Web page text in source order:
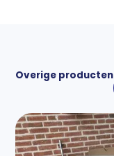
Overige producten